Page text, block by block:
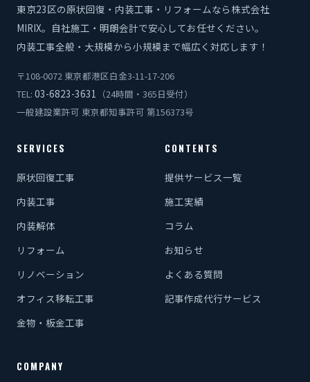
東京23区の原状回復・内装工事・リフォームなら株式会社
MIRIX。自社施工・明朗会計で安心してお任せください。
内装工事全般・大規模から小規模まで幅広く対応します！
〒108-0072 東京都港区白金3-11-17-206
TEL: 03-6823-3631
（24時間・365日受付）
一般建設業許可 東京都知事許可 第156373号
SERVICES
原状回復工事
内装工事
内装解体
リフォーム
リノベーション
オフィス移転工事
金物・板金工事
CONTENTS
提供サービス一覧
施工実績
コラム
お知らせ
よくある質問
記事作成代行サービス
COMPANY